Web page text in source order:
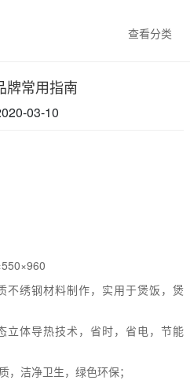
查看分类
牌常用指南
03-10
不绣钢材料制作，实用于煲饭，煲
立体导热技术，省时，省电，节能
，洁净卫生，绿色环保；